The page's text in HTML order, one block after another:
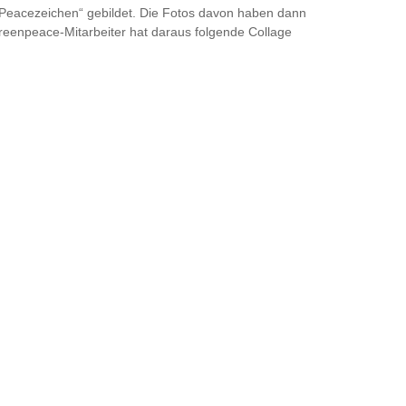
gebildet. Die Fotos davon haben dann
Mitarbeiter hat daraus folgende Collage